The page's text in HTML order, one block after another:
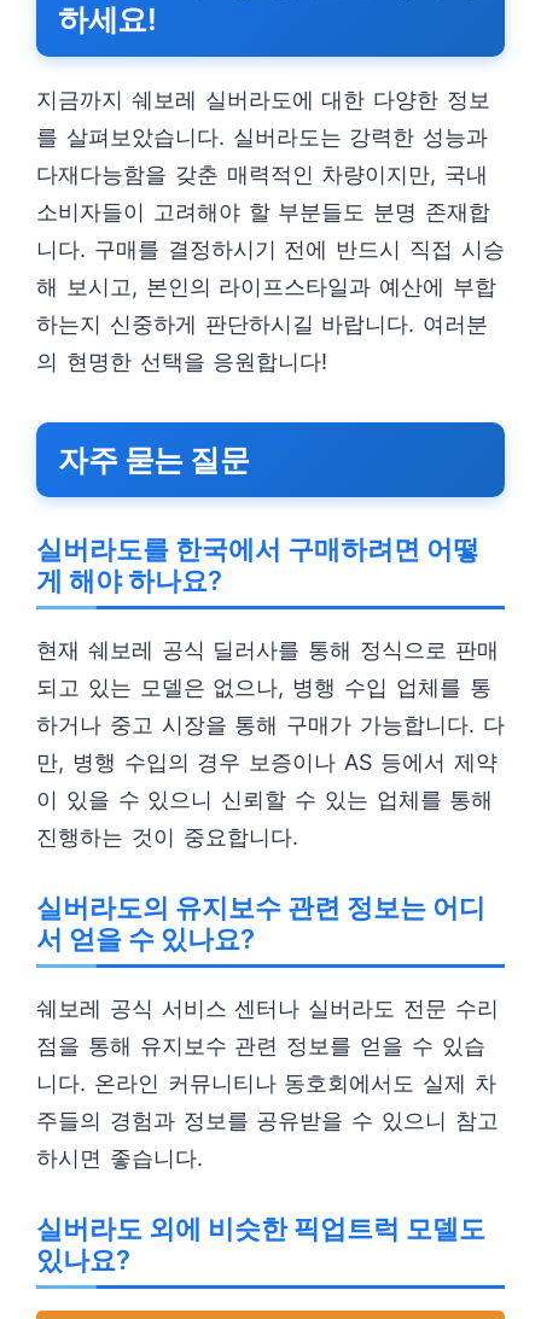
하세요!
지금까지 쉐보레 실버라도에 대한 다양한 정보
를 살펴보았습니다. 실버라도는 강력한 성능과
다재다능함을 갖춘 매력적인 차량이지만, 국내
소비자들이 고려해야 할 부분들도 분명 존재합
니다. 구매를 결정하시기 전에 반드시 직접 시승
해 보시고, 본인의 라이프스타일과 예산에 부합
하는지 신중하게 판단하시길 바랍니다. 여러분
의 현명한 선택을 응원합니다!
자주 묻는 질문
실버라도를 한국에서 구매하려면 어떻
게 해야 하나요?
현재 쉐보레 공식 딜러사를 통해 정식으로 판매
되고 있는 모델은 없으나, 병행 수입 업체를 통
하거나 중고 시장을 통해 구매가 가능합니다. 다
만, 병행 수입의 경우 보증이나 AS 등에서 제약
이 있을 수 있으니 신뢰할 수 있는 업체를 통해
진행하는 것이 중요합니다.
실버라도의 유지보수 관련 정보는 어디
서 얻을 수 있나요?
쉐보레 공식 서비스 센터나 실버라도 전문 수리
점을 통해 유지보수 관련 정보를 얻을 수 있습
니다. 온라인 커뮤니티나 동호회에서도 실제 차
주들의 경험과 정보를 공유받을 수 있으니 참고
하시면 좋습니다.
실버라도 외에 비슷한 픽업트럭 모델도
있나요?